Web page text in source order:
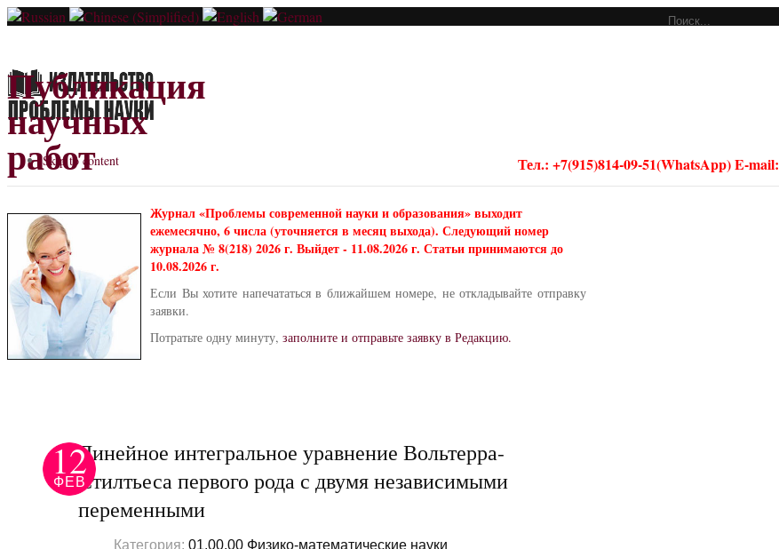
Публикация
научных
работ Тел.: +7(915)814-09-51(WhatsApp) E-mail:
Skip to content
Журнал «Проблемы современной науки и образования» выходит
ежемесячно, 6 числа (уточняется в месяц выхода). Следующий номер
журнала № 8(218) 2026 г. Выйдет - 11.08.2026 г. Статьи принимаются до
10.08.2026 г.
Если Вы хотите напечататься в ближайшем номере, не откладывайте отправку
заявки.
Потратьте одну минуту, заполните и отправьте заявку в Редакцию.
Линейное интегральное уравнение Вольтерра-
Стилтьеса первого рода с двумя независимыми
переменными
Категория: 01.00.00 Физико-математические науки
12
ФЕВ